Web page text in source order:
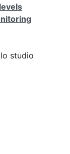
studio